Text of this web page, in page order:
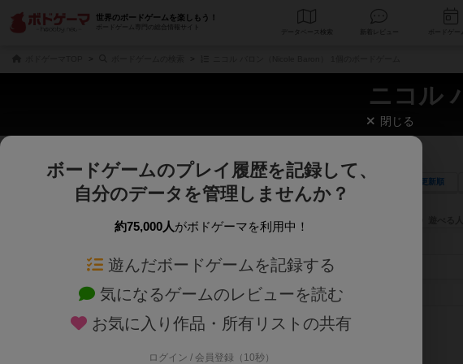
世界のボードゲームを楽しもう！
ボードゲーム専門の総合情報サイト
データベース
ニコル
じっくり表示 更新順
商品名、商品説明文、デザイナー名、テーマ名、メカニクス名を対象にフリーワード検索ができます。
ゲームデザイナー名を指定して検索できます。
ゲームデザイナー
対象年齢を指定します。 世界観や登場人物などモチーフ・スト
テーマ/フレーバー
閉じる
ボードゲームのプレイ履歴を記録して、
自分のデータを管理しませんか？
約75,000人がボドゲーマを利用中！
遊んだボードゲームを記録する
気になるゲームのレビューを読む
お気に入り作品・所有リストの共有
ログイン / 会員登録（10秒）